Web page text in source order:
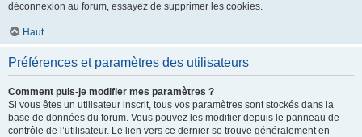
déconnexion au forum, essayez de supprimer les cookies.
Haut
Préférences et paramètres des utilisateurs
Comment puis-je modifier mes paramètres ?
Si vous êtes un utilisateur inscrit, tous vos paramètres sont stockés dans la
base de données du forum. Vous pouvez les modifier depuis le panneau de
contrôle de l’utilisateur. Le lien vers ce dernier se trouve généralement en